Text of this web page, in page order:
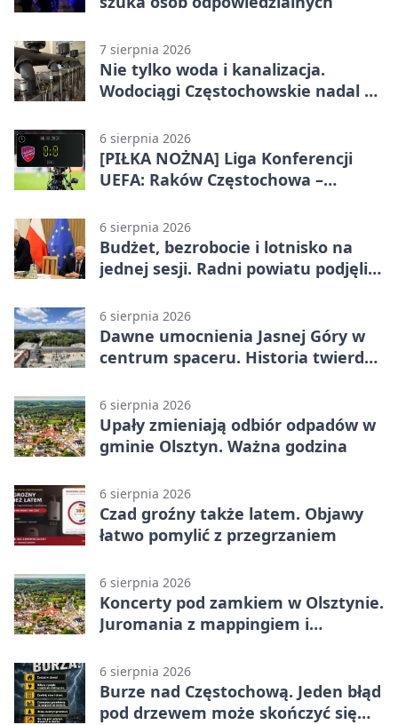
7 sierpnia 2026
Nie tylko woda i kanalizacja.
Wodociągi Częstochowskie nadal w
6 sierpnia 2026
[PIŁKA NOŻNA] Liga Konferencji
UEFA: Raków Częstochowa –
meczu III rundy eliminacji
6 sierpnia 2026
Budżet, bezrobocie i lotnisko na
jednej sesji. Radni powiatu podjęli
6 sierpnia 2026
Dawne umocnienia Jasnej Góry w
centrum spaceru. Historia twierdzy
6 sierpnia 2026
Upały zmieniają odbiór odpadów w
gminie Olsztyn. Ważna godzina
6 sierpnia 2026
Czad groźny także latem. Objawy
łatwo pomylić z przegrzaniem
6 sierpnia 2026
Koncerty pod zamkiem w Olsztynie.
Juromania z mappingiem i
6 sierpnia 2026
Burze nad Częstochową. Jeden błąd
pod drzewem może skończyć się